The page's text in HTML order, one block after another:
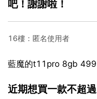
吧！謝謝啦！
16樓：匿名使用者
藍魔的t11pro 8gb 499
近期想買一款不超